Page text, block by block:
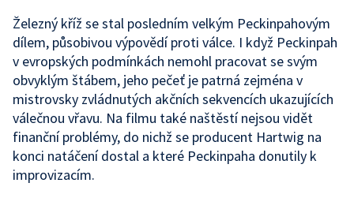
Železný kříž se stal posledním velkým Peckinpahovým
dílem, působivou výpovědí proti válce. I když Peckinpah
v evropských podmínkách nemohl pracovat se svým
obvyklým štábem, jeho pečeť je patrná zejména v
mistrovsky zvládnutých akčních sekvencích ukazujících
válečnou vřavu. Na filmu také naštěstí nejsou vidět
finanční problémy, do nichž se producent Hartwig na
konci natáčení dostal a které Peckinpaha donutily k
improvizacím.